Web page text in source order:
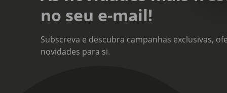
no seu e-mail!
Subscreva e descubra campanhas exclusivas,
novidades para si.